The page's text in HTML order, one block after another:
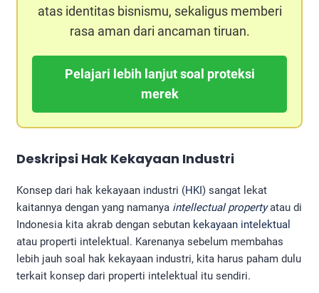
atas identitas bisnismu, sekaligus memberi
rasa aman dari ancaman tiruan.
Pelajari lebih lanjut soal proteksi
merek
Deskripsi Hak Kekayaan Industri
Konsep dari hak kekayaan industri (HKI) sangat lekat
kaitannya dengan yang namanya intellectual property atau di
Indonesia kita akrab dengan sebutan kekayaan intelektual
atau properti intelektual. Karenanya sebelum membahas
lebih jauh soal hak kekayaan industri, kita harus paham dulu
terkait konsep dari properti intelektual itu sendiri.